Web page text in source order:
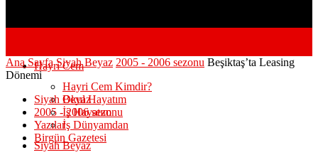
Hayri Cem
Hayri Cem Kimdir?
Okul Hayatım
İş Hayatım
İş Dünyamdan
Siyah Beyaz
Ana Sayfa Siyah Beyaz 2005 - 2006 sezonu Beşiktaş’ta Leasing
Dönemi
Siyah Beyaz
2005 - 2006 sezonu
Yazılar
Birgün Gazetesi